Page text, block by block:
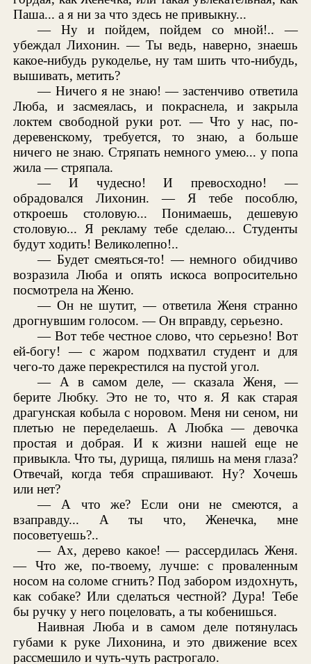
Паша... а я ни за что здесь не привыкну...
— Ну и пойдем, пойдем со мной!.. —
убеждал Лихонин. — Ты ведь, наверно, знаешь
какое-нибудь рукоделье, ну там шить что-нибудь,
вышивать, метить?
— Ничего я не знаю! — застенчиво ответила
Люба, и засмеялась, и покраснела, и закрыла
локтем свободной руки рот. — Что у нас, по-
деревенскому, требуется, то знаю, а больше
ничего не знаю. Стряпать немного умею... у попа
жила — стряпала.
— И чудесно! И превосходно! —
обрадовался Лихонин. — Я тебе пособлю,
откроешь столовую... Понимаешь, дешевую
столовую... Я рекламу тебе сделаю... Студенты
будут ходить! Великолепно!..
— Будет смеяться-то! — немного обидчиво
возразила Люба и опять искоса вопросительно
посмотрела на Женю.
— Он не шутит, — ответила Женя странно
дрогнувшим голосом. — Он вправду, серьезно.
— Вот тебе честное слово, что серьезно! Вот
ей-богу! — с жаром подхватил студент и для
чего-то даже перекрестился на пустой угол.
— А в самом деле, — сказала Женя, —
берите Любку. Это не то, что я. Я как старая
драгунская кобыла с норовом. Меня ни сеном, ни
плетью не переделаешь. А Любка — девочка
простая и добрая. И к жизни нашей еще не
привыкла. Что ты, дурища, пялишь на меня глаза?
Отвечай, когда тебя спрашивают. Ну? Хочешь
или нет?
— А что же? Если они не смеются, а
взаправду... А ты что, Женечка, мне
посоветуешь?..
— Ах, дерево какое! — рассердилась Женя.
— Что же, по-твоему, лучше: с проваленным
носом на соломе сгнить? Под забором издохнуть,
как собаке? Или сделаться честной? Дура! Тебе
бы ручку у него поцеловать, а ты кобенишься.
Наивная Люба и в самом деле потянулась
губами к руке Лихонина, и это движение всех
рассмешило и чуть-чуть растрогало.